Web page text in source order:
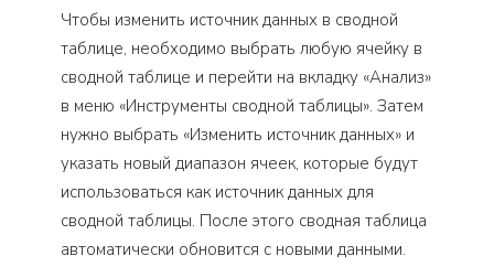
Чтобы изменить источник данных в сводной
таблице, необходимо выбрать любую ячейку в
сводной таблице и перейти на вкладку «Анализ»
в меню «Инструменты сводной таблицы». Затем
нужно выбрать «Изменить источник данных» и
указать новый диапазон ячеек, которые будут
использоваться как источник данных для
сводной таблицы. После этого сводная таблица
автоматически обновится с новыми данными.